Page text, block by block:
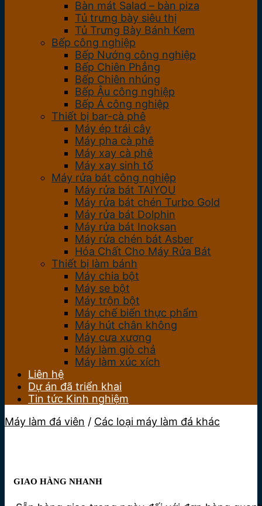
Bàn mát Salad – bàn piza
Tủ trưng bày siêu thị
Tủ Trưng Bày Bánh Kem
Bếp công nghiệp
Bếp Nướng công nghiệp
Bếp Chiên Phẳng
Bếp Chiên nhúng
Bếp Âu công nghiệp
Bếp Á công nghiệp
Thiết bị bar-cà phê
Máy ép trái cây
Máy pha cà phê
Máy xay cà phê
Máy xay sinh tố
Máy rửa bát công nghiệp
Máy rửa bát TAIYOU
Máy rửa bát chén Turbo Gold
Máy rửa bát Dolphin
Máy rửa bát Inoksan
Máy rửa chén bát Asber
Hóa Chất Cho Máy Rửa Bát
Thiết bị làm bánh
Máy chia bột
Máy se bột
Máy trộn bột
Máy chế biến thực phẩm
Máy hút chân không
Máy cưa xương
Máy làm giò chả
Máy làm xúc xích
Liên hệ
Dự án đã triển khai
Tin tức Kinh nghiệm
Máy làm đá viên / Các loại máy làm đá khác
GIAO HÀNG NHANH